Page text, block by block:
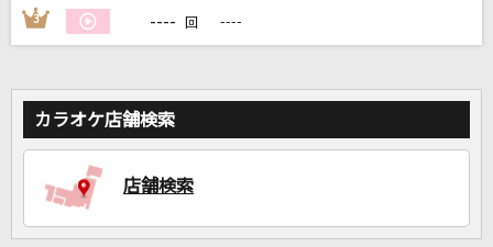
3 ---- 回 ----
カラオケ店舗検索
店舗検索